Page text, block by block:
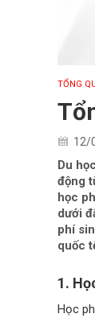
TỔNG
12/
Du
động
học
dưới
phí
quốc
1.
Học